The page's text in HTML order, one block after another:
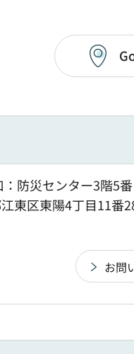
防災センター3階5番
東区東陽4丁目11番